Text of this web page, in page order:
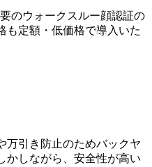
のウォークスルー顔認証の
も定額・低価格で導入いた
万引き防止のためバックヤ
かしながら、安全性が高い